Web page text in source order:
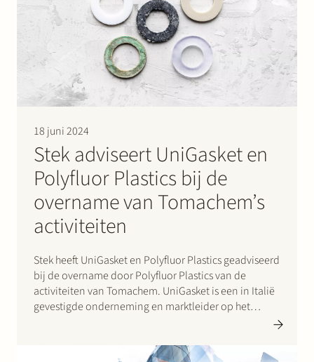
18 juni 2024
Stek adviseert UniGasket en
Polyfluor Plastics bij de
overname van Tomachem’s
activiteiten
Stek heeft UniGasket en Polyfluor Plastics geadviseerd
bij de overname door Polyfluor Plastics van de
activiteiten van Tomachem. UniGasket is een in Italië
gevestigde onderneming en marktleider op het
Nederland gevestigde onderneming actief op het…